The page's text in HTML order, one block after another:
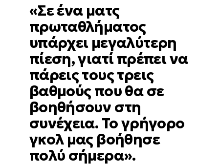
«Σε ένα ματς
πρωταθλήματος
υπάρχει μεγαλύτερη
πίεση, γιατί πρέπει να
πάρεις τους τρεις
βαθμούς που θα σε
βοηθήσουν στη
συνέχεια. Το γρήγορο
γκολ μας βοήθησε
πολύ σήμερα».